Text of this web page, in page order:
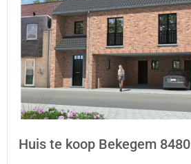
Huis te koop Bekegem 8480